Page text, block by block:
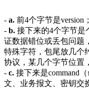
- a. 前4个字节是version；
- b. 接下来的4个字节是
证数据错位或丢包问题
特殊字符，包尾放几个
协议，某几个字节位置
- c. 接下来是command
文、业务报文、密钥交